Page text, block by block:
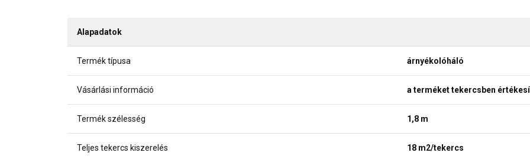
Alapadatok
Termék típusa árnyékolóháló
Vásárlási információ a terméket tekercsben
Termék szélesség 1,8 m
Teljes tekercs kiszerelés 18 m2/tekercs